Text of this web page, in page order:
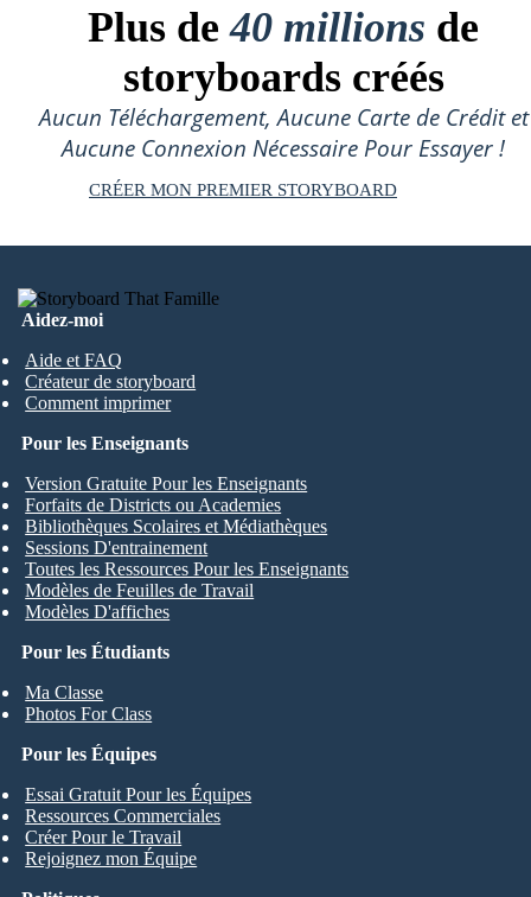
Plus de40 millions de
storyboards créés
Aucun Téléchargement, Aucune Carte de Crédit et
Aucune Connexion Nécessaire Pour Essayer !
CRÉER MON PREMIER STORYBOARD
Aidez-moi
Aide et FAQ
Créateur de storyboard
Comment imprimer
Pour les Étudiants
Ma Classe
Photos For Class
Pour les Enseignants
Version Gratuite Pour les Enseignants
Forfaits de Districts ou Academies
Bibliothèques Scolaires et Médiathèques
Sessions D'entrainement
Toutes les Ressources Pour les Enseignants
Modèles de Feuilles de Travail
Modèles D'affiches
Pour les Équipes
Essai Gratuit Pour les Équipes
Ressources Commerciales
Créer Pour le Travail
Rejoignez mon Équipe